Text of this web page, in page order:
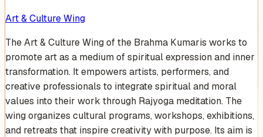
Art & Culture Wing
The Art & Culture Wing of the Brahma Kumaris works to
promote art as a medium of spiritual expression and inner
transformation. It empowers artists, performers, and
creative professionals to integrate spiritual and moral
values into their work through Rajyoga meditation. The
wing organizes cultural programs, workshops, exhibitions,
and retreats that inspire creativity with purpose. Its aim is